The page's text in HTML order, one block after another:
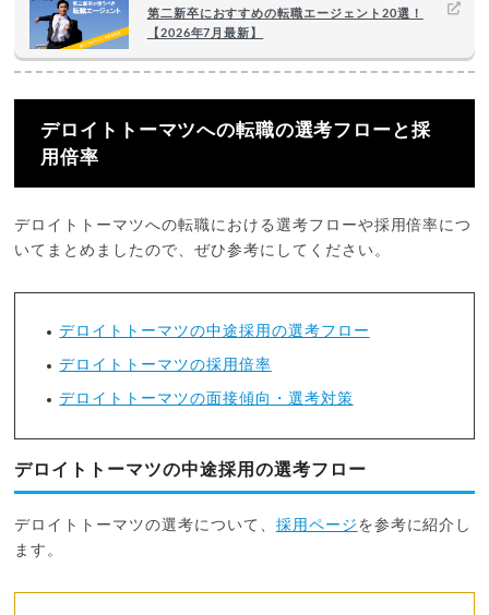
第二新卒におすすめの転職エージェント20選！
【2026年7月最新】
デロイトトーマツへの転職の選考フローと採
用倍率
デロイトトーマツへの転職における選考フローや採用倍率につ
いてまとめましたので、ぜひ参考にしてください。
デロイトトーマツの中途採用の選考フロー
デロイトトーマツの採用倍率
デロイトトーマツの面接傾向・選考対策
デロイトトーマツの中途採用の選考フロー
デロイトトーマツの選考について、 採用ページ を参考に紹介し
ます。